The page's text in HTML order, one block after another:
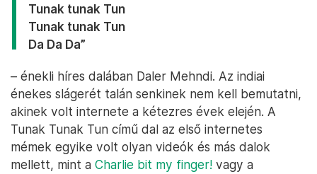
Tunak tunak Tun
Tunak tunak Tun
Da Da Da”
– énekli híres dalában Daler Mehndi. Az indiai
énekes slágerét talán senkinek nem kell bemutatni,
akinek volt internete a kétezres évek elején. A
Tunak Tunak Tun című dal az első internetes
mémek egyike volt olyan videók és más dalok
mellett, mint a Charlie bit my finger! vagy a